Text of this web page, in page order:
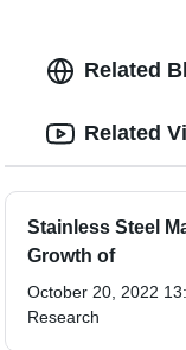
Related
Stainless Steel
Growth of
October 20, 2022
Research
Related